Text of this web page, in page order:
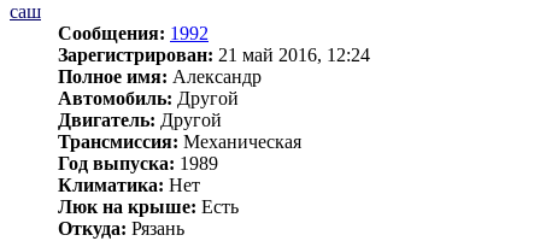
саш
Сообщения: 1992
Зарегистрирован: 21 май 2016, 12:24
Полное имя: Александр
Автомобиль: Другой
Двигатель: Другой
Трансмиссия: Механическая
Год выпуска: 1989
Климатика: Нет
Люк на крыше: Есть
Откуда: Рязань